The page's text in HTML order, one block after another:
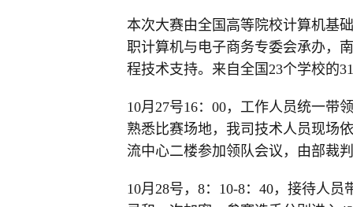
本次大赛由全国高等院校计算机基
职计算机与电子商务专委会承办，
程技术支持。来自全国23个学校的
10月27号16：00，工作人员统一带
熟悉比赛场地，我司技术人员现场
流中心二楼参加领队会议，由部裁
10月28号，8：10-8：40，接待人